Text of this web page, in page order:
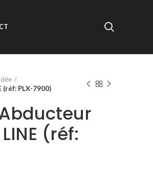
PLX-7900)
(réf: